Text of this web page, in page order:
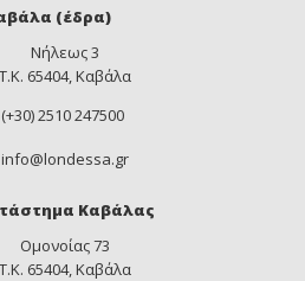
(έδρα)
Νήλεως 3
Τ.Κ. 65404, Καβάλα
(+30) 2510 247500
info@londessa.gr
Καβάλας
Ομονοίας 73
Τ.Κ. 65404, Καβάλα